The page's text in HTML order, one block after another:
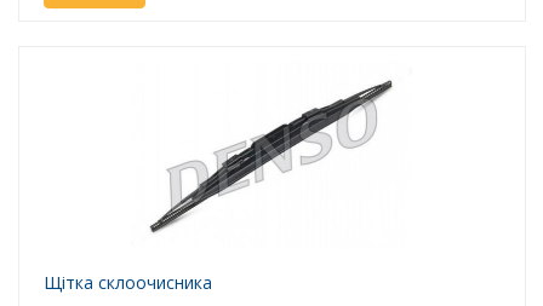
Щітка склоочисника